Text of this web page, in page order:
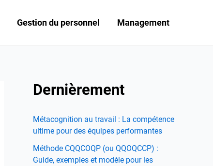
Gestion du personnel Management
Dernièrement
Métacognition au travail : La compétence
ultime pour des équipes performantes
Méthode CQQCOQP (ou QQOQCCP) :
Guide, exemples et modèle pour les